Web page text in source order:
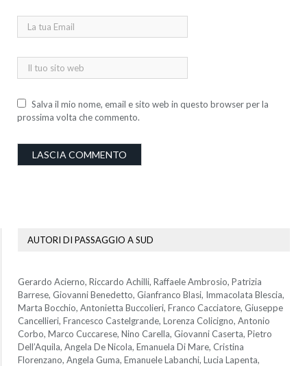
Salva il mio nome, email e sito web in questo browser per la
prossima volta che commento.
AUTORI DI PASSAGGIO A SUD
Gerardo Acierno, Riccardo Achilli, Raffaele Ambrosio, Patrizia
Barrese, Giovanni Benedetto, Gianfranco Blasi, Immacolata Blescia,
Marta Bocchio, Antonietta Buccolieri, Franco Cacciatore, Giuseppe
Cancellieri, Francesco Castelgrande, Lorenza Colicigno, Antonio
Corbo, Marco Cuccarese, Nino Carella, Giovanni Caserta, Pietro
Dell’Aquila, Angela De Nicola, Emanuela Di Mare, Cristina
Florenzano, Angela Guma, Emanuele Labanchi, Lucia Lapenta,